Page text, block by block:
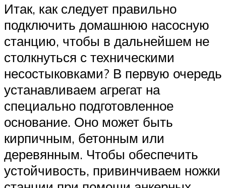
Итак, как следует правильно
подключить домашнюю насосную
станцию, чтобы в дальнейшем не
столкнуться с техническими
несостыковками? В первую очередь
устанавливаем агрегат на
специально подготовленное
основание. Оно может быть
кирпичным, бетонным или
деревянным. Чтобы обеспечить
устойчивость, привинчиваем ножки